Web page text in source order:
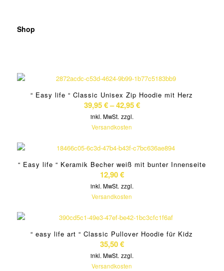
Shop
“ Easy life “ Classic Unisex Zip Hoodie mit Herz
39,95€–42,95€
inkl. MwSt. zzgl.
Versandkosten
“ Easy life “ Keramik Becher weiß mit bunter Innenseite
12,90€
inkl. MwSt. zzgl.
Versandkosten
“ easy life art “ Classic Pullover Hoodie für Kidz
35,50€
inkl. MwSt. zzgl.
Versandkosten